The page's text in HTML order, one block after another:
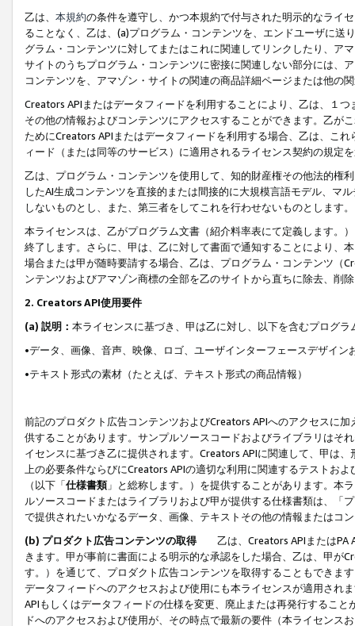
乙は、 本規約の条件を遵守し、かつ本規約で付与された明示的なライ
ることなく、乙は、(a)プログラム・コンテンツを、エンドユーザに
グラム・コンテンツに対してまたはこれに関連してリンクしたり、ア
サイトのうちプログラム・コンテンツに密接に関連しない部分には、
コンテンツを、アマゾン・サイトの関連の商品詳細ページまたは他の
Creators APIまたはデータフィードを利用することにより、乙は、１
その他の情報およびコンテンツにアクセスすることができます。乙が
ためにCreators APIまたはデータフィードを利用する場合、乙は、こ
ィード（または同等のサービス）に適用されるライセンス契約の規定
乙は、プログラム・コンテンツを使用して、知的財産権その他法的権
したAI生成コンテンツを直接的または間接的に大規模言語モデル、マ
しないものとし、また、第三者をしてこれを行わせないものとします。
本ライセンスは、乙がプログラム文書（紹介料率表にて定義します。
終了します。さらに、甲は、乙に対して書面で通知することにより、
場合または甲が随時要請する場合、乙は、プログラム・コンテンツ（
ンテンツおよびアマゾン商標の全部を乙のサイトから直ちに除去、削
2. Creators API使用要件
(a) 説明： 本ライセンスに基づき、甲は乙に対し、以下を含むプログ
•データ、画像、音声、映像、ロゴ、ユーザインターフェースデザイ
•テキスト形式の素材（たとえば、テキスト形式の商品情報）
前記のプロダクト広告コンテンツおよびCreators APIへのアクセスに
供することがあります。サンプルソースコードおよびライブラリはそ
イセンスに基づき乙に提供されます。Creators APIに関連して、甲は
上の必要条件ならびにCreators APIの適切な利用に関連するテストお
（以下「仕様書類」と総称します。）を提供することがあります。本
ルソースコードまたはライブラリおよび甲が提供する仕様書類は、「
で提供されたいかなるデータ、画像、テキストその他の情報またはコ
(b) プロダクト広告コンテンツの取得
乙は、Creators APIまたはPA
きます。甲が事前に書面による明示的な承認をした場合、乙は、甲が
す。）を通じて、プロダクト広告コンテンツを取得することもできま
データフィードへのアクセスおよび使用にも本ライセンスが適用され
APIもしくはデータフィードの仕様を変更、廃止または再発行するこ
ドへのアクセスおよび使用が、その時点で最新の要件（本ライセン